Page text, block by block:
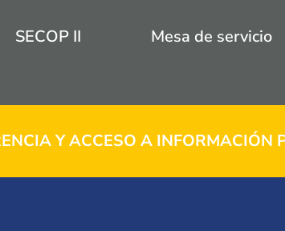
SECOP II Mesa de servicio
Y ACCESO A INFORMACIÓN